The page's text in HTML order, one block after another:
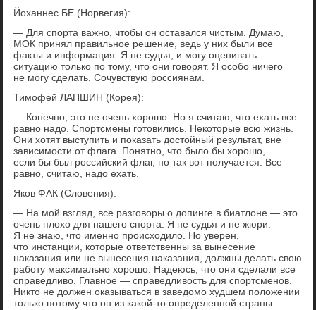
Йоханнес БЕ (Норвегия):
— Для спорта важно, чтобы он оставался чистым. Думаю,
МОК принял правильное решение, ведь у них были все
факты и информация. Я не судья, и могу оценивать
ситуацию только по тому, что они говорят. Я особо ничего
не могу сделать. Сочувствую россиянам.
Тимофей ЛАПШИН (Корея):
— Конечно, это не очень хорошо. Но я считаю, что ехать все
равно надо. Спортсмены готовились. Некоторые всю жизнь.
Они хотят выступить и показать достойный результат, вне
зависимости от флага. Понятно, что было бы хорошо,
если бы был российский флаг, но так вот получается. Все
равно, считаю, надо ехать.
Яков ФАК (Словения):
— На мой взгляд, все разговоры о допинге в биатлоне — это
очень плохо для нашего спорта. Я не судья и не жюри.
Я не знаю, что именно происходило. Но уверен,
что инстанции, которые ответственны за вынесение
наказания или не вынесения наказания, должны делать свою
работу максимально хорошо. Надеюсь, что они сделали все
справедливо. Главное — справедливость для спортсменов.
Никто не должен оказываться в заведомо худшем положении
только потому что он из какой-то определенной страны.